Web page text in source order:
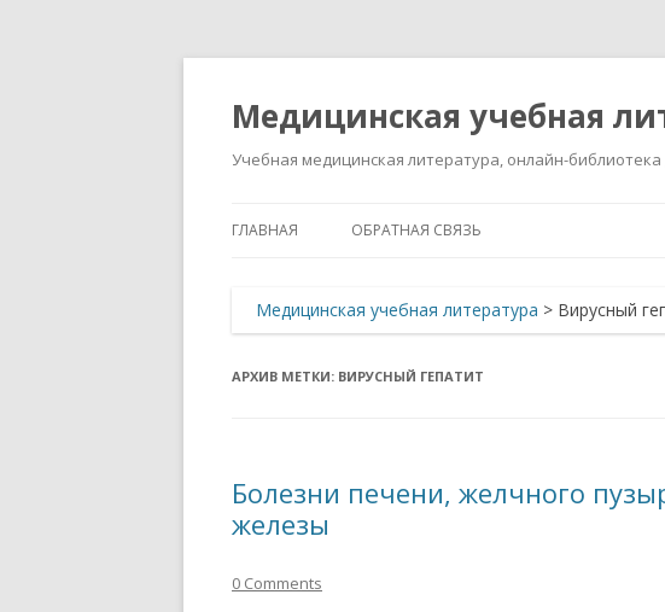
Медицинская учебная
Учебная медицинская литература, онлайн-
ГЛАВНАЯ ОБРАТНАЯ СВЯЗЬ
Медицинская учебная литература > Вирусный
АРХИВ МЕТКИ: ВИРУСНЫЙ ГЕПАТИТ
Болезни печени, желчного
железы
0 Comments